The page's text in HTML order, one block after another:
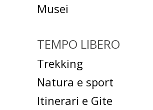
Musei
TEMPO LIBERO
Trekking
Natura e sport
Itinerari e Gite